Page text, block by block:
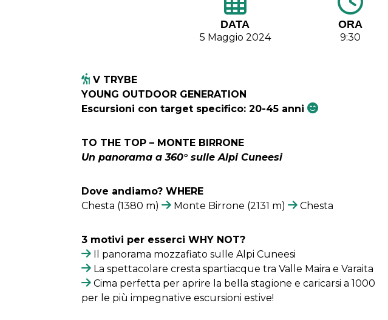
DATA
5 Maggio 2024
ORA
9:30
V TRYBE
YOUNG OUTDOOR GENERATION
Escursioni con target specifico: 20-45 anni
TO THE TOP – MONTE BIRRONE
Un panorama a 360° sulle Alpi Cuneesi
Dove andiamo? WHERE
Chesta (1380 m)
Monte Birrone (2131 m) Chesta
3 motivi per esserci WHY NOT?
Il panorama mozzafiato sulle Alpi Cuneesi
La spettacolare cresta spartiacque tra Valle Maira e Varaita
Cima perfetta per aprire la bella stagione e caricarsi a 1000
per le più impegnative escursioni estive!